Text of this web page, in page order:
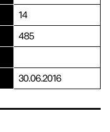
14
485
30.06.2016